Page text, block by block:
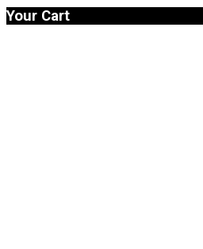
Your Cart